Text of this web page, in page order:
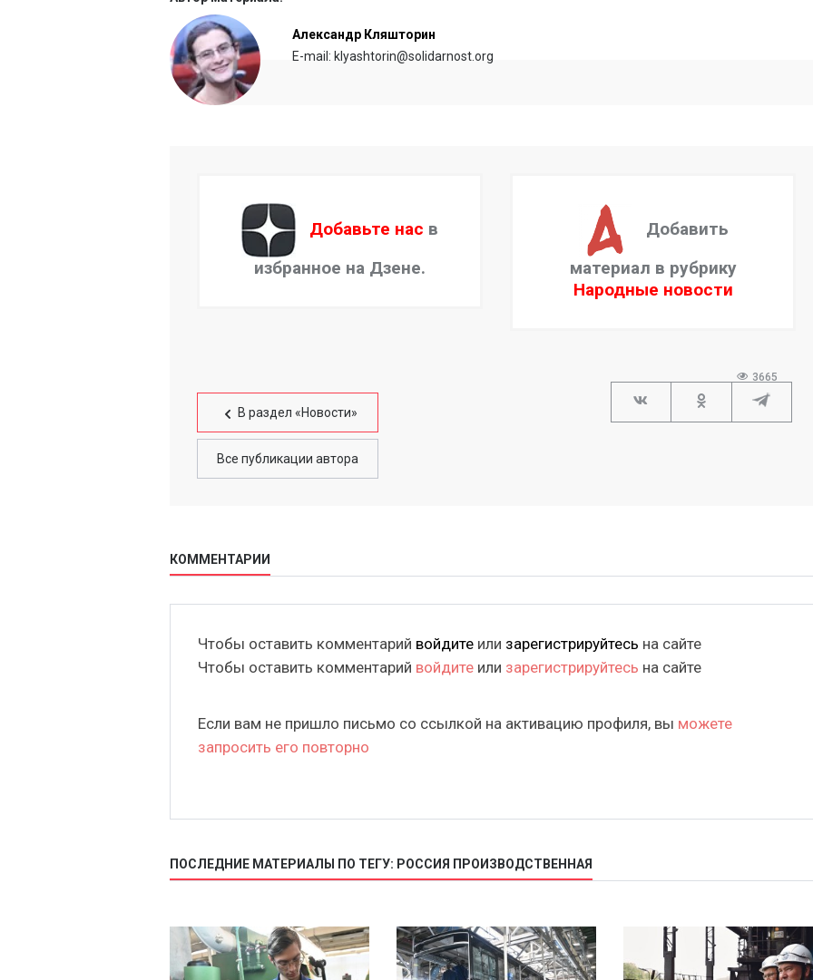
Александр Кляшторин
E-mail: klyashtorin@solidarnost.org
Добавьте нас в
избранное на Дзене.
Добавить
материал в рубрику
Народные новости
В раздел «Новости»
Все публикации автора
3665
КОММЕНТАРИИ
Чтобы оставить комментарий войдите или зарегистрируйтесь на сайте
Чтобы оставить комментарий войдите или зарегистрируйтесь на сайте
Если вам не пришло письмо со ссылкой на активацию профиля, вы можете
запросить его повторно
ПОСЛЕДНИЕ МАТЕРИАЛЫ ПО ТЕГУ: РОССИЯ ПРОИЗВОДСТВЕННАЯ